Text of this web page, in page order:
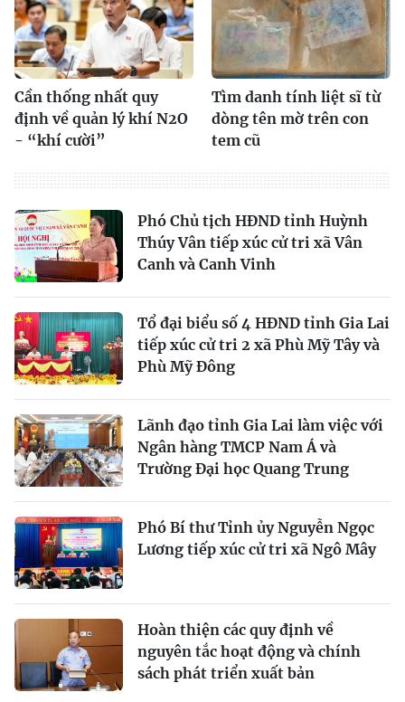
Cần thống nhất quy
định về quản lý khí N2O
- “khí cười”
Tìm danh tính liệt sĩ từ
dòng tên mờ trên con
tem cũ
Phó Chủ tịch HĐND tỉnh Huỳnh
Thúy Vân tiếp xúc cử tri xã Vân
Canh và Canh Vinh
Tổ đại biểu số 4 HĐND tỉnh Gia Lai
tiếp xúc cử tri 2 xã Phù Mỹ Tây và
Phù Mỹ Đông
Lãnh đạo tỉnh Gia Lai làm việc với
Ngân hàng TMCP Nam Á và
Trường Đại học Quang Trung
Phó Bí thư Tỉnh ủy Nguyễn Ngọc
Lương tiếp xúc cử tri xã Ngô Mây
Hoàn thiện các quy định về
nguyên tắc hoạt động và chính
sách phát triển xuất bản